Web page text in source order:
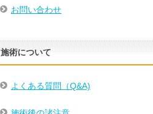
お問い合わせ
施術について
よくある質問（Q&A)